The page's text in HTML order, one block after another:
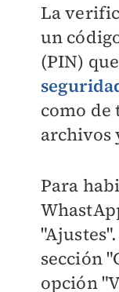
La
un
(PIN) que
como
archivos
Para
sección
opción